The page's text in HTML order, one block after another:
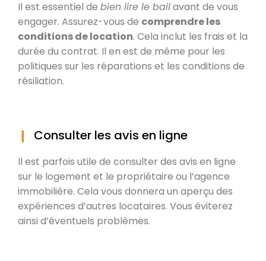
Il est essentiel de bien lire le bailavant de vous
engager. Assurez-vous de comprendre les
conditions de location. Cela inclut les frais et la
durée du contrat. Il en est de même pour les
politiques sur les réparations et les conditions de
résiliation.
Consulter les avis en ligne
Il est parfois utile de consulter des avis en ligne
sur le logement et le propriétaire ou l’agence
immobilière. Cela vous donnera un aperçu des
expériences d’autres locataires. Vous éviterez
ainsi d’éventuels problèmes.